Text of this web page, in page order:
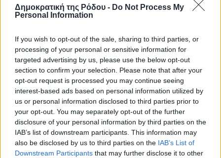
Δημοκρατική της Ρόδου - Do Not Process My
Personal Information
If you wish to opt-out of the sale, sharing to third parties, or
processing of your personal or sensitive information for
targeted advertising by us, please use the below opt-out
section to confirm your selection. Please note that after your
opt-out request is processed you may continue seeing
interest-based ads based on personal information utilized by
us or personal information disclosed to third parties prior to
your opt-out. You may separately opt-out of the further
disclosure of your personal information by third parties on the
IAB’s list of downstream participants. This information may
also be disclosed by us to third parties on the IAB’s List of
Downstream Participants that may further disclose it to other
ιστοσελίδες είναι απαραίτητη η χρήση του παρακάτω
παρεχόμενου συνδέσμου παραπομπής προς το άρθρο
o καιρός τώρα:
29
αίθριος καιρός
72%
14km/h